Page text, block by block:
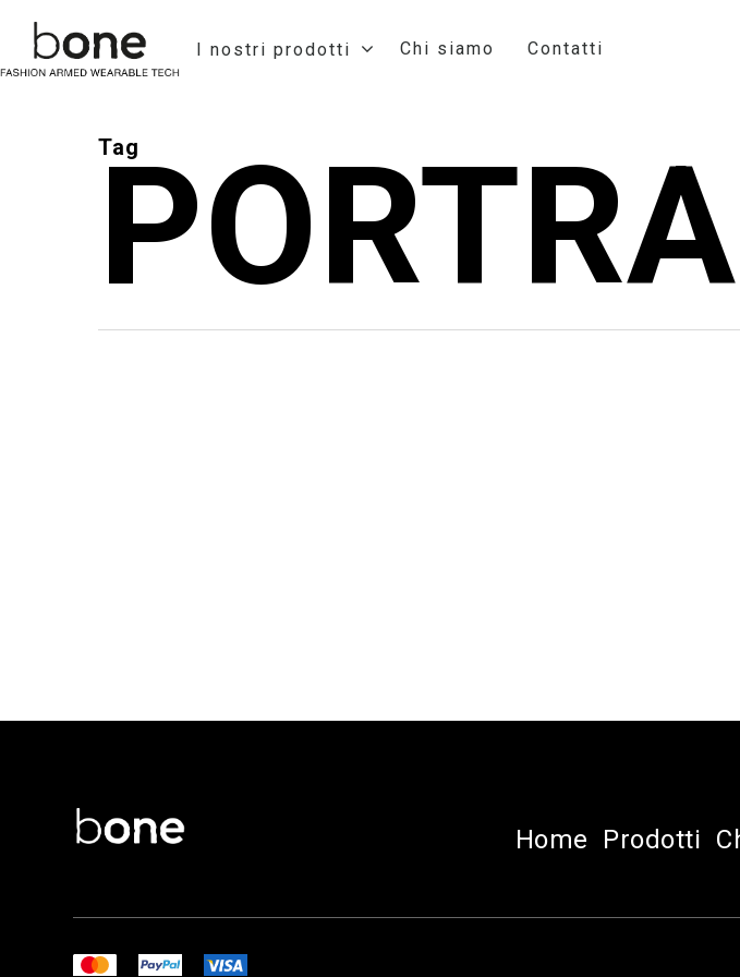
Hit enter to search or ESC to close
I nostri prodotti Chi siamo Contatti
Tag
Home Prodotti